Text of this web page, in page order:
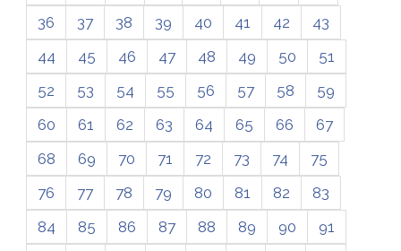
36
37 38 39 40 41 42
43
44
45 46 47 48 49 50
51
52
53 54 55 56 57 58
59
60
61 62 63 64 65 66
67
68
69 70 71 72 73 74
75
76
77 78 79 80 81 82
83
84
85 86 87 88 89 90
91